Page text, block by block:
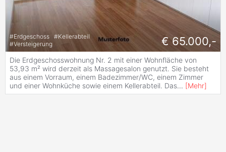
#Erdgeschoss #Kellerabteil
#Versteigerung € 65.000,-
Die Erdgeschosswohnung Nr. 2 mit einer Wohnfläche von
53,93 m² wird derzeit als Massagesalon genutzt. Sie besteht
aus einem Vorraum, einem Badezimmer/WC, einem Zimmer
und einer Wohnküche sowie einem Kellerabteil. Das... [Mehr]